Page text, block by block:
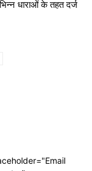
धाराओं के तहत दर्ज